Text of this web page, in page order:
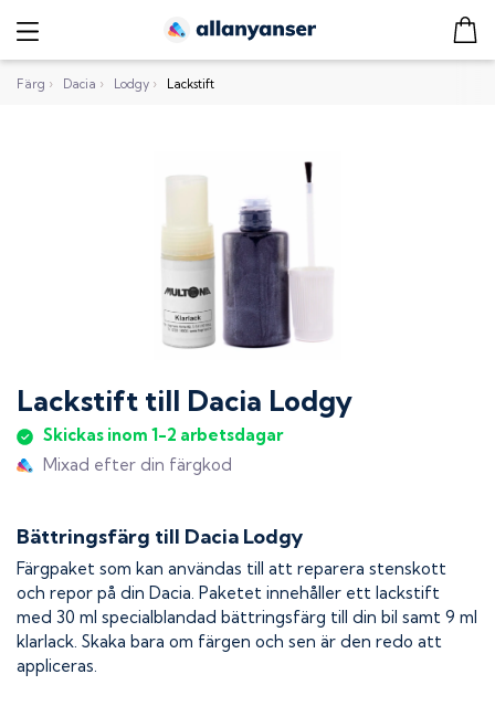
Färg › Dacia › Lodgy › Lackstift
Lackstift till Dacia Lodgy
Skickas inom 1-2 arbetsdagar
Mixad efter din färgkod
Bättringsfärg till Dacia Lodgy
Färgpaket som kan användas till att reparera stenskott
och repor på din Dacia. Paketet innehåller ett lackstift
med 30 ml specialblandad bättringsfärg till din bil samt 9 ml
klarlack. Skaka bara om färgen och sen är den redo att
appliceras.